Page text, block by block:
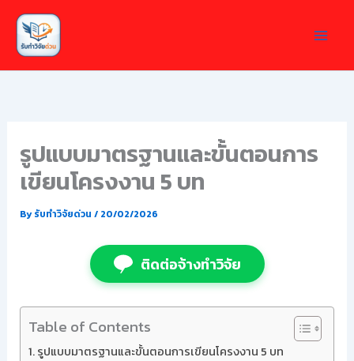
Skip
content
รูปแบบมาตรฐานและขั้นตอนการ
เขียนโครงงาน 5 บท
Byรับทำวิจัยด่วน / 20/02/2026
ติดต่อจ้างทำวิจัย
Table of Contents
รูปแบบมาตรฐานและขั้นตอนการเขียนโครงงาน 5 บท